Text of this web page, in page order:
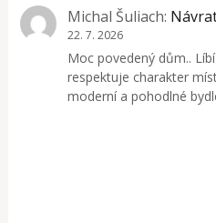
Michal Šuliach:
22. 7. 2026
Moc povedený dům..
respektuje charakter
moderní a pohodlné